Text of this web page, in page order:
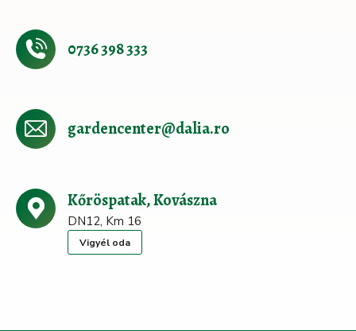
0736 398 333
gardencenter@dalia.ro
Kőröspatak, Kovászna
DN12, Km 16
Vigyél oda